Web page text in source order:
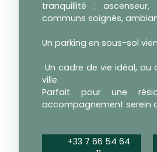
tranquillité :
communs soignés,
Un parking en sous-sol
Un cadre de vie idéal,
ville.
Parfait pour une
accompagnement serein
+33 7 66 54 64